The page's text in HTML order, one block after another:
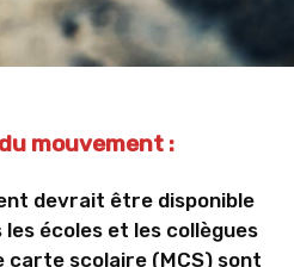
mouvement :
devrait être disponible
les écoles et les collègues
carte scolaire (MCS) sont